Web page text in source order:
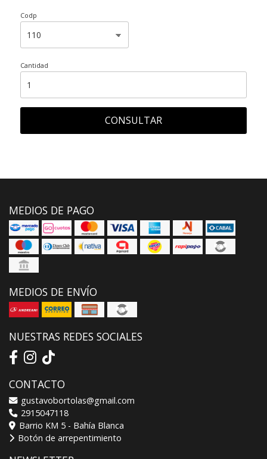
Codp
Cantidad
CONSULTAR
MEDIOS DE PAGO
MEDIOS DE ENVÍO
NUESTRAS REDES SOCIALES
CONTACTO
gustavobortolas@gmail.com
2915047118
Barrio KM 5 - Bahía Blanca
Botón de arrepentimiento